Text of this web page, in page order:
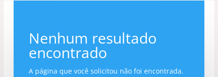
Nenhum resultado
encontrado
A página que você solicitou não foi encontrada.